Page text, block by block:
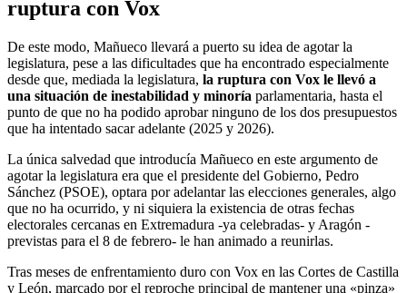
ruptura con Vox
De este modo, Mañueco llevará a puerto su idea de agotar la
legislatura, pese a las dificultades que ha encontrado especialmente
desde que, mediada la legislatura, la ruptura con Vox le llevó a
una situación de inestabilidad y minoría parlamentaria, hasta el
punto de que no ha podido aprobar ninguno de los dos presupuestos
que ha intentado sacar adelante (2025 y 2026).
La única salvedad que introducía Mañueco en este argumento de
agotar la legislatura era que el presidente del Gobierno, Pedro
Sánchez (PSOE), optara por adelantar las elecciones generales, algo
que no ha ocurrido, y ni siquiera la existencia de otras fechas
electorales cercanas en Extremadura -ya celebradas- y Aragón -
previstas para el 8 de febrero- le han animado a reunirlas.
Tras meses de enfrentamiento duro con Vox en las Cortes de Castilla
y León, marcado por el reproche principal de mantener una «pinza»